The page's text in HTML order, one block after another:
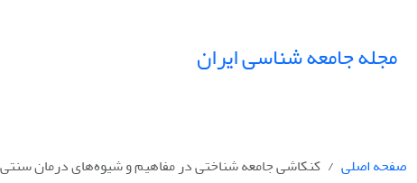
مجله جامعه شناسی ایران
صفحه اصلی کنکاشی جامعه شناختی در مفاهیم و شیوه‌های درمان سنتی